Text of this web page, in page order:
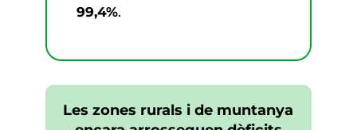
99,4%.
Les zones rurals i de muntanya